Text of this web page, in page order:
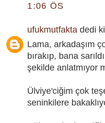
1:06 ÖS
ufukmutfakta dedi
Lama, arkadaşım
bırakıp, bana
şekilde anlatmıyor
Ülviye'ciğim çok
seninkilere